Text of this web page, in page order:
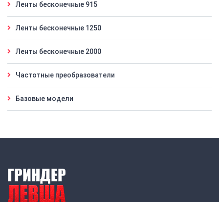
Ленты бесконечные 915
Ленты бесконечные 1250
Ленты бесконечные 2000
Частотные преобразователи
Базовые модели